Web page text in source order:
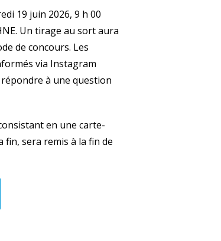
19 juin 2026, 9 h 00
Un tirage au sort aura
de concours. Les
via Instagram
à une question
en une carte-
fin, sera remis à la fin de